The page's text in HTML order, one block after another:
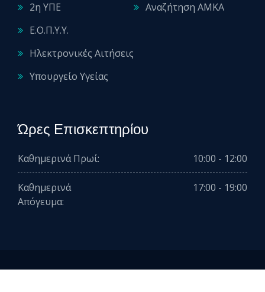
2η ΥΠΕ
Ε.Ο.Π.Υ.Υ.
Ηλεκτρονικές Αιτήσεις
Υπουργείο Υγείας
Αναζήτηση ΑΜΚΑ
Ώρες Επισκεπτηρίου
Καθημερινά Πρωί: 10:00 - 12:00
Καθημερινά
Απόγευμα:
17:00 - 19:00